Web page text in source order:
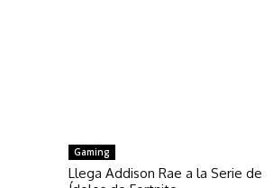
Gaming
Llega Addison Rae a la Serie de